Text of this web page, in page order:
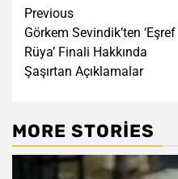
Post
navigation
Previous
Görkem Sevindik’ten ‘Eşref
Rüya’ Finali Hakkında
Şaşırtan Açıklamalar
MORE STORIES